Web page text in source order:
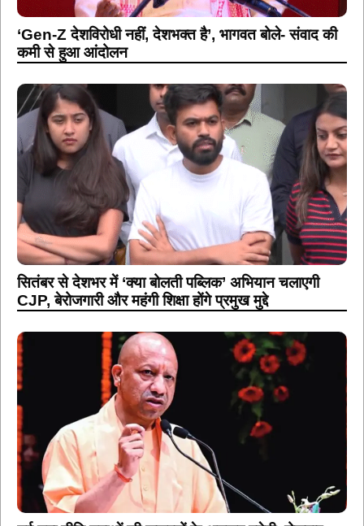
‘Gen-Z देशविरोधी नहीं, देशभक्त है’, भागवत बोले- संवाद की
कमी से हुआ आंदोलन
सितंबर से देशभर में ‘क्या बोलती पब्लिक’ अभियान चलाएगी
CJP, बेरोजगारी और महंगी शिक्षा होंगे प्रमुख मुद्दे